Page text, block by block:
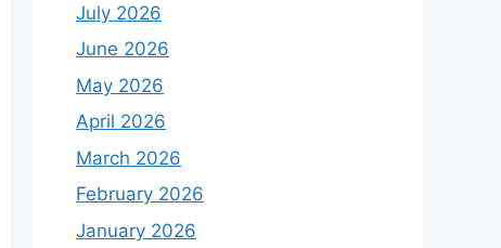
July 2026
June 2026
May 2026
April 2026
March 2026
February 2026
January 2026